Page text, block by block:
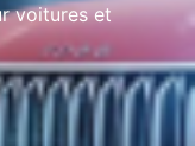
voitures et